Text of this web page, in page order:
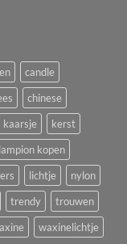
candle
chinese
kaarsje
kerst
lampion kopen
lichtje
nylon
trendy
trouwen
waxinelichtje